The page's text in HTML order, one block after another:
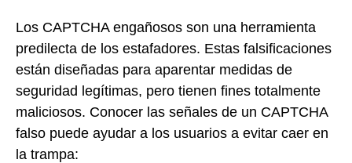
Los CAPTCHA engañosos son una herramienta
predilecta de los estafadores. Estas falsificaciones
están diseñadas para aparentar medidas de
seguridad legítimas, pero tienen fines totalmente
maliciosos. Conocer las señales de un CAPTCHA
falso puede ayudar a los usuarios a evitar caer en
la trampa: